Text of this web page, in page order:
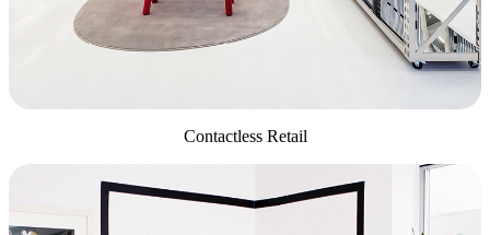
Contactless Retail